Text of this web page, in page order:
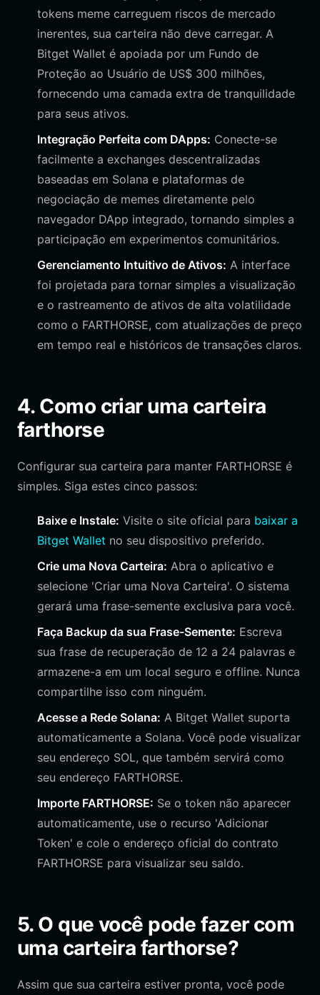
tokens meme carreguem riscos de mercado
inerentes, sua carteira não deve carregar. A
Bitget Wallet é apoiada por um Fundo de
Proteção ao Usuário de US$ 300 milhões,
fornecendo uma camada extra de tranquilidade
para seus ativos.
Integração Perfeita com DApps: Conecte-se
facilmente a exchanges descentralizadas
baseadas em Solana e plataformas de
negociação de memes diretamente pelo
navegador DApp integrado, tornando simples a
participação em experimentos comunitários.
Gerenciamento Intuitivo de Ativos: A interface
foi projetada para tornar simples a visualização
e o rastreamento de ativos de alta volatilidade
como o FARTHORSE, com atualizações de preço
em tempo real e históricos de transações claros.
4. Como criar uma carteira
farthorse
Configurar sua carteira para manter FARTHORSE é
simples. Siga estes cinco passos:
Baixe e Instale: Visite o site oficial para baixar a
Bitget Wallet no seu dispositivo preferido.
Crie uma Nova Carteira: Abra o aplicativo e
selecione 'Criar uma Nova Carteira'. O sistema
gerará uma frase-semente exclusiva para você.
Faça Backup da sua Frase-Semente: Escreva
sua frase de recuperação de 12 a 24 palavras e
armazene-a em um local seguro e offline. Nunca
compartilhe isso com ninguém.
Acesse a Rede Solana: A Bitget Wallet suporta
automaticamente a Solana. Você pode visualizar
seu endereço SOL, que também servirá como
seu endereço FARTHORSE.
Importe FARTHORSE: Se o token não aparecer
automaticamente, use o recurso 'Adicionar
Token' e cole o endereço oficial do contrato
FARTHORSE para visualizar seu saldo.
5. O que você pode fazer com
uma carteira farthorse?
Assim que sua carteira estiver pronta, você pode